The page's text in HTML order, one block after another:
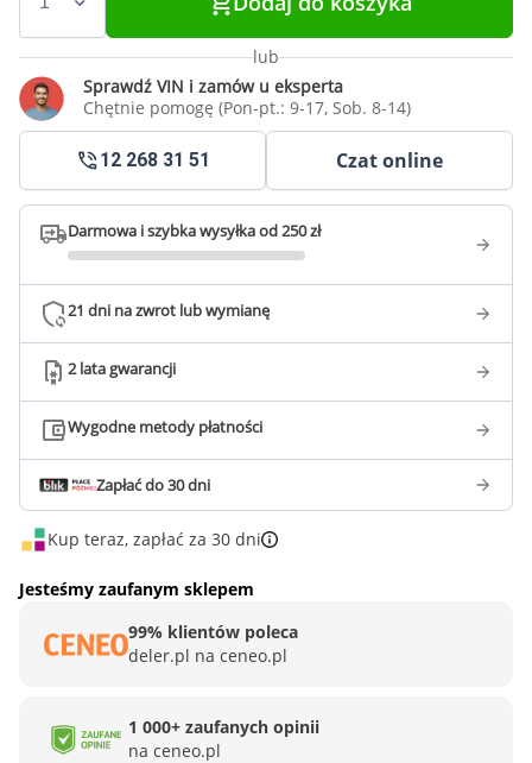
lub
Sprawdź VIN i zamów u eksperta
Chętnie pomogę (Pon-pt.: 9-17, Sob. 8-14)
12 268 31 51 Czat online
Darmowa i szybka wysyłka od 250 zł
21 dni na zwrot lub wymianę
2 lata gwarancji
Wygodne metody płatności
Zapłać do 30 dni
Kup teraz, zapłać za 30 dni
Jesteśmy zaufanym sklepem
99% klientów poleca
deler.pl na ceneo.pl
1 000+ zaufanych opinii
na ceneo.pl